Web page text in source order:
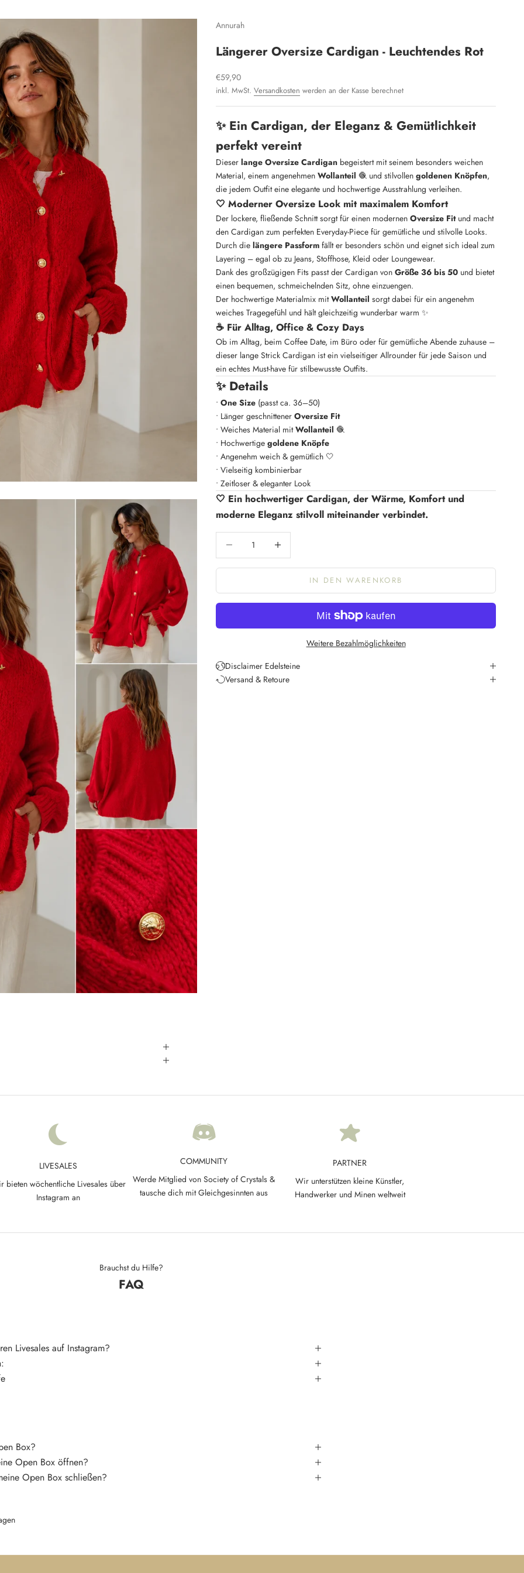
Annurah
Längerer Oversize Cardigan - Leuchtendes Rot
Angebot
€59,90
inkl. MwSt.Versandkosten werden an der Kasse berechnet
✨ Ein Cardigan, der Eleganz & Gemütlichkeit
perfekt vereint
Dieserlange Oversize Cardigan begeistert mit seinem besonders weichen
Material, einem angenehmenWollanteil 🧶 und stilvollengoldenen Knöpfen,
die jedem Outfit eine elegante und hochwertige Ausstrahlung verleihen.
🤍 Moderner Oversize Look mit maximalem Komfort
Der lockere, fließende Schnitt sorgt für einen modernenOversize Fitund macht
den Cardigan zum perfekten Everyday-Piece für gemütliche und stilvolle Looks.
Durch dielängere Passform fällt er besonders schön und eignet sich ideal zum
Layering – egal ob zu Jeans, Stoffhose, Kleid oder Loungewear.
Dank des großzügigen Fits passt der Cardigan vonGröße 36 bis 50 und bietet
einen bequemen, schmeichelnden Sitz, ohne einzuengen.
Der hochwertige Materialmix mitWollanteil sorgt dabei für ein angenehm
weiches Tragegefühl und hält gleichzeitig wunderbar warm ✨
☕ Für Alltag, Office & Cozy Days
Ob im Alltag, beim Coffee Date, im Büro oder für gemütliche Abende zuhause –
dieser lange Strick Cardigan ist ein vielseitiger Allrounder für jede Saison und
ein echtes Must-have für stilbewusste Outfits.
✨ Details
•One Size (passt ca. 36–50)
• Länger geschnittenerOversize Fit
• Weiches Material mitWollanteil 🧶
• Hochwertigegoldene Knöpfe
• Angenehm weich & gemütlich 🤍
• Vielseitig kombinierbar
• Zeitloser & eleganter Look
🤍 Ein hochwertiger Cardigan, der Wärme, Komfort und
moderne Eleganz stilvoll miteinander verbindet.
IN DEN WARENKORB
Weitere Bezahlmöglichkeiten
Disclaimer Edelsteine
Versand & Retoure
LIVESALES
bieten wöchentliche Livesales über
Instagram an
COMMUNITY
Werde Mitglied von Society of Crystals &
tausche dich mit Gleichgesinnten aus
PARTNER
Wir unterstützen kleine Künstler,
Handwerker und Minen weltweit
Brauchst du Hilfe?
FAQ
Livesales auf Instagram?
Box?
Open Box öffnen?
Open Box schließen?